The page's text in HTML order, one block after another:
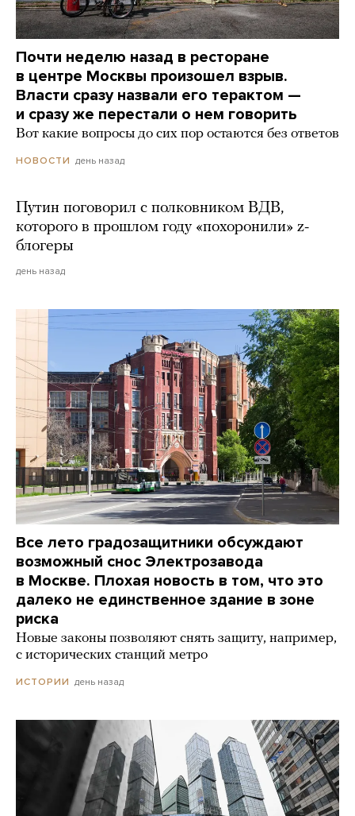
Почти неделю назад в ресторане
в центре Москвы произошел взрыв.
Власти сразу назвали его терактом —
и сразу же перестали о нем говорить
Вот какие вопросы до сих пор остаются без ответов
НОВОСТИ день назад
Путин поговорил с полковником ВДВ,
которого в прошлом году «похоронили» z-
блогеры
день назад
Все лето градозащитники обсуждают
возможный снос Электрозавода
в Москве. Плохая новость в том, что это
далеко не единственное здание в зоне
риска
Новые законы позволяют снять защиту, например,
с исторических станций метро
ИСТОРИИ день назад